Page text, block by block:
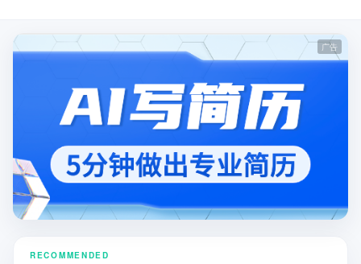
RECOMMENDED